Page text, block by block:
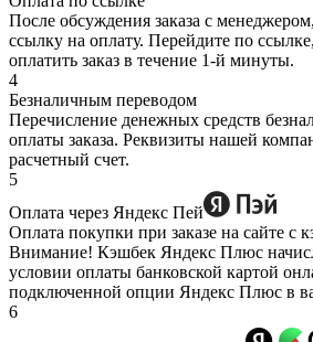
После обсуждения заказа с
ссылку на оплату. Перейдите по
оплатить заказ в течение 1-й минуты.
4
Безналичным переводом
Перечисление денежных средств
оплаты заказа. Реквизиты нашей
расчетный счет.
5
Оплата через Яндекс Пей
Оплата покупки при заказе на сайте с
Внимание! Кэшбек Яндекс Плюс
условии оплаты банковской картой
подключенной опции Яндекс Плюс в
6